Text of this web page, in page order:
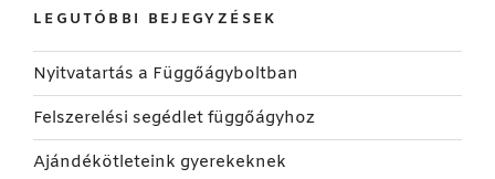
LEGUTÓBBI BEJEGYZÉSEK
Nyitvatartás a Függőágyboltban
Felszerelési segédlet függőágyhoz
Ajándékötleteink gyerekeknek